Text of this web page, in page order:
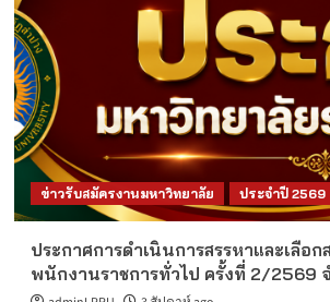
ข่าวรับสมัครงานมหาวิทยาลัย ประจำปี 2569
ประกาศการดำเนินการสรรหาและเลือก
พนักงานราชการทั่วไป ครั้งที่ 2/2569